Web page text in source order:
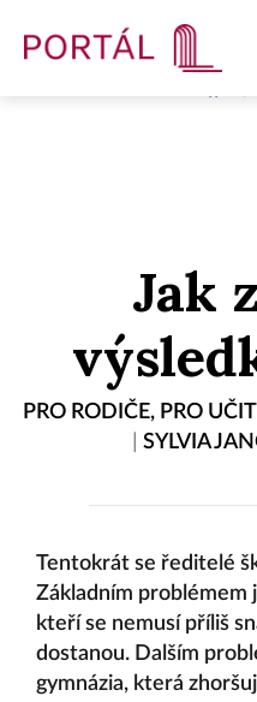
Semináře
Jak
PRO RODIČE, PRO
SYLVIA
Tentokrát se ředitelé
Základním problémem
kteří se nemusí příliš
dostanou. Dalším
gymnázia, která